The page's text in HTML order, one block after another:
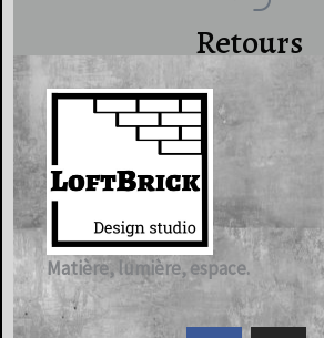
Retours
Matière, lumière, espace.